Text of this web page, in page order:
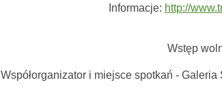
Informacje: http://
Wstęp
Współorganizator i miejsce spotkań -